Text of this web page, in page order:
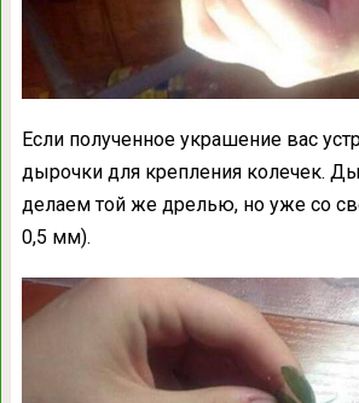
Если полученное украшение вас
дырочки для крепления колечек.
делаем той же дрелью, но уже со
0,5 мм).